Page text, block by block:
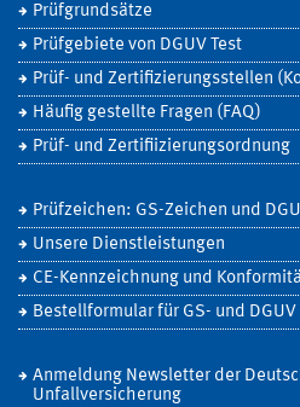
Prüfgrundsätze
Prüfgebiete von DGUV Test
Prüf- und Zertifizierungsstellen
Häufig gestellte Fragen (FAQ)
Prüf- und Zertifiizierungsordnung
Prüfzeichen: GS-Zeichen und
Unsere Dienstleistungen
CE-Kennzeichnung und
Bestellformular für GS- und DGUV
Anmeldung Newsletter der
Unfallversicherung